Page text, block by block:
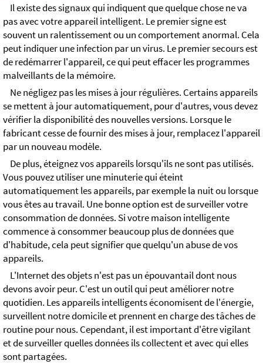
Il existe des signaux qui indiquent que quelque chose ne va
pas avec votre appareil intelligent. Le premier signe est
souvent un ralentissement ou un comportement anormal. Cela
peut indiquer une infection par un virus. Le premier secours est
de redémarrer l'appareil, ce qui peut effacer les programmes
malveillants de la mémoire.
Ne négligez pas les mises à jour régulières. Certains appareils
se mettent à jour automatiquement, pour d'autres, vous devez
vérifier la disponibilité des nouvelles versions. Lorsque le
fabricant cesse de fournir des mises à jour, remplacez l'appareil
par un nouveau modèle.
De plus, éteignez vos appareils lorsqu'ils ne sont pas utilisés.
Vous pouvez utiliser une minuterie qui éteint
automatiquement les appareils, par exemple la nuit ou lorsque
vous êtes au travail. Une bonne option est de surveiller votre
consommation de données. Si votre maison intelligente
commence à consommer beaucoup plus de données que
d'habitude, cela peut signifier que quelqu'un abuse de vos
appareils.
L'Internet des objets n'est pas un épouvantail dont nous
devons avoir peur. C'est un outil qui peut améliorer notre
quotidien. Les appareils intelligents économisent de l'énergie,
surveillent notre domicile et prennent en charge des tâches de
routine pour nous. Cependant, il est important d'être vigilant
et de surveiller quelles données ils collectent et avec qui elles
sont partagées.